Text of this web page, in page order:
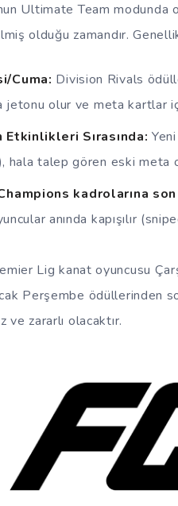
Ultimate Team modunda
olduğu zamandır.
Cuma: Division Rivals
jetonu olur ve meta kartlar
Etkinlikleri Sırasında:
hala talep gören eski meta
kadrolarına
anında kapışılır
Lig kanat oyuncusu
Perşembe ödüllerinden
ve zararlı olacaktır.